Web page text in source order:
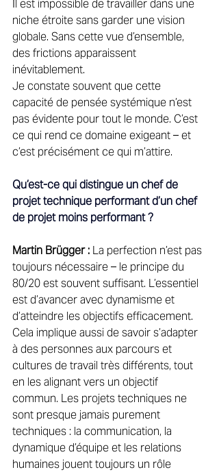
Il est impossible de travailler dans une
niche étroite sans garder une vision
globale. Sans cette vue d’ensemble,
des frictions apparaissent
inévitablement.
Je constate souvent que cette
capacité de pensée systémique n’est
pas évidente pour tout le monde. C’est
ce qui rend ce domaine exigeant – et
c’est précisément ce qui m’attire.
Qu’est-ce qui distingue un chef de
projet technique performant d’un chef
de projet moins performant ?
Martin Brügger : La perfection n’est pas
toujours nécessaire – le principe du
80/20 est souvent suffisant. L’essentiel
est d’avancer avec dynamisme et
d’atteindre les objectifs efficacement.
Cela implique aussi de savoir s’adapter
à des personnes aux parcours et
cultures de travail très différents, tout
en les alignant vers un objectif
commun. Les projets techniques ne
sont presque jamais purement
techniques : la communication, la
dynamique d’équipe et les relations
humaines jouent toujours un rôle